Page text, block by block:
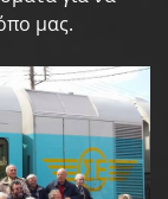
μας.